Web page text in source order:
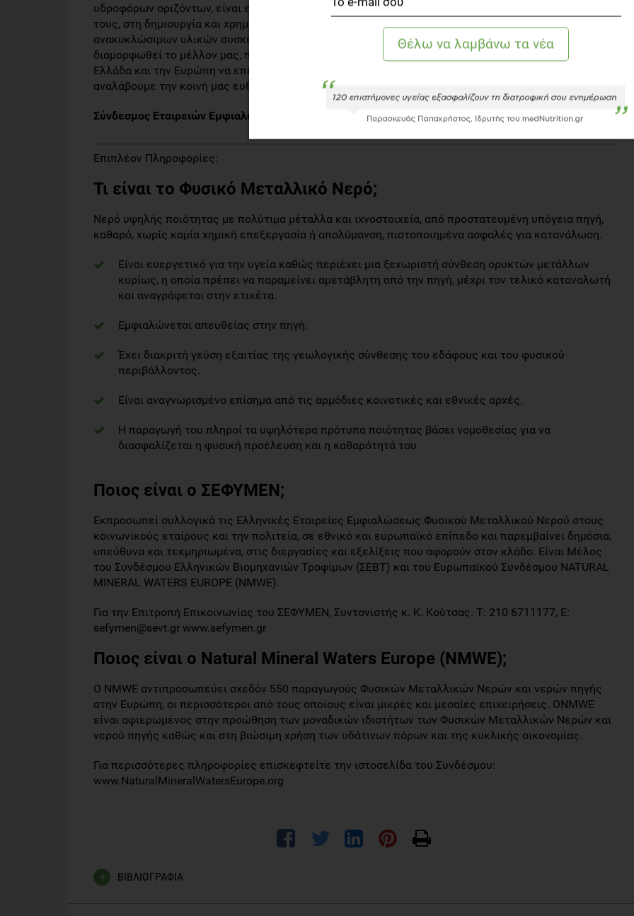
υδροφόρων οριζόντων, είναι επίσης πρωτοπόροι στην εξέταση της κυκλικότητας της βιομηχανίας
τους, στη δημιουργία και χρηματοδότηση συστημάτων συλλογής συσκευασιών και στη χρήση πλήρως
ανακυκλώσιμων υλικών συσκευασίας. Καθώς κάνουμε επιλογές και σχέδια για το πώς θα
διαμορφωθεί το μέλλον μας, πιστεύουμε ότι είμαστε αξιόπιστος εταίρος για να βοηθήσουμε την
Ελλάδα και την Ευρώπη να επιτύχει μια υγιή, βιώσιμη πράσινη ανάκαμψη και είμαστε έτοιμοι να
αναλάβουμε την κοινή μας ευθύνη».
Σύνδεσμος Εταιρειών Εμφιαλώσεως Ελληνικού Φυσικού Μεταλλικού Νερού
Επιπλέον Πληροφορίες:
Τι είναι το Φυσικό Μεταλλικό Νερό;
Νερό υψηλής ποιότητας με πολύτιμα μέταλλα και ιχνοστοιχεία, από προστατευμένη υπόγεια πηγή,
καθαρό, χωρίς καμία χημική επεξεργασία ή απολύμανση, πιστοποιημένα ασφαλές για κατανάλωση.
Είναι ευεργετικό για την υγεία καθώς περιέχει μια ξεχωριστή σύνθεση ορυκτών μετάλλων
κυρίως, η οποία πρέπει να παραμείνει αμετάβλητη από την πηγή, μέχρι τον τελικό καταναλωτή
και αναγράφεται στην ετικέτα.
Εμφιαλώνεται απευθείας στην πηγή.
Έχει διακριτή γεύση εξαιτίας της γεωλογικής σύνθεσης του εδάφους και του φυσικού
περιβάλλοντος.
Είναι αναγνωρισμένο επίσημα από τις αρμόδιες κοινοτικές και εθνικές αρχές.
Η παραγωγή του πληροί τα υψηλότερα πρότυπα ποιότητας βάσει νομοθεσίας για να
διασφαλίζεται η φυσική προέλευση και η καθαρότητά του
Ποιος είναι ο ΣΕΦΥΜΕΝ;
Εκπροσωπεί συλλογικά τις Ελληνικές Εταιρείες Εμφιαλώσεως Φυσικού Μεταλλικού Νερού στους
κοινωνικούς εταίρους και την πολιτεία, σε εθνικό και ευρωπαϊκό επίπεδο και παρεμβαίνει δημόσια,
υπεύθυνα και τεκμηριωμένα, στις διεργασίες και εξελίξεις που αφορούν στον κλάδο. Είναι Μέλος
του Συνδέσμου Ελληνικών Βιομηχανιών Τροφίμων (ΣΕΒΤ) και τoυ Ευρωπαϊκού Συνδέσμου NATURAL
MINERAL WATERS EUROPE (NMWE).
Για την Επιτροπή Επικοινωνίας του ΣΕΦΥΜΕΝ, Συντονιστής κ. Κ. Κούτσας. T: 210 6711177, Ε:
sefymen@sevt.gr www.sefymen.gr
Ποιος είναι ο Natural Mineral Waters Europe (ΝΜWE);
O NΜWE αντιπροσωπεύει σχεδόν 550 παραγωγούς Φυσικών Μεταλλικών Νερών και νερών πηγής
στην Ευρώπη, οι περισσότεροι από τους οποίους είναι μικρές και μεσαίες επιχειρήσεις. ΟNMWE
είναι αφιερωμένος στην προώθηση των μοναδικών ιδιοτήτων των Φυσικών Μεταλλικών Νερών και
νερού πηγής καθώς και στη βιώσιμη χρήση των υδάτινων πόρων και της κυκλικής οικονομίας.
Για περισσότερες πληροφορίες επισκεφτείτε την ιστοσελίδα του Συνδέσμου:
www.NaturalMineralWatersEurope.org
ΒΙΒΛΙΟΓΡΑΦΙΑ